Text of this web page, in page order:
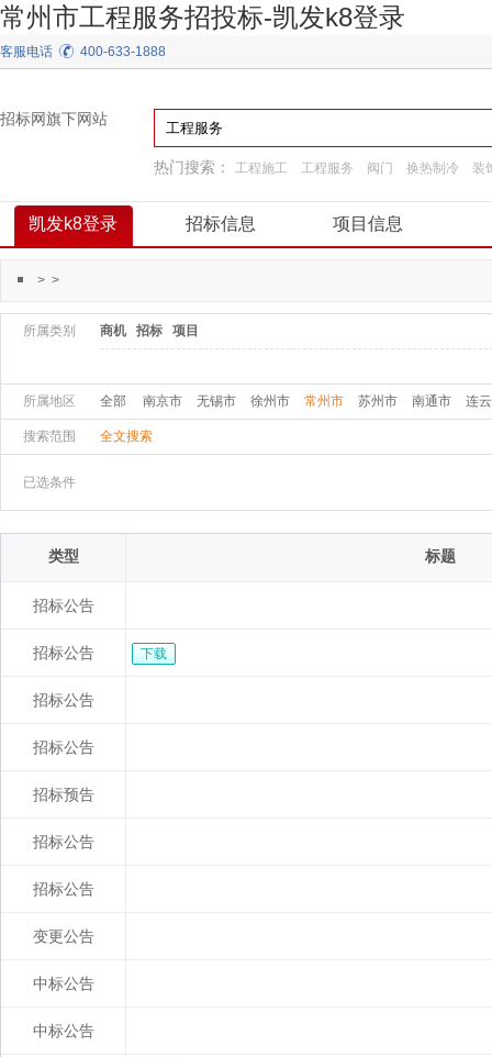
常州市工程服务招投标-凯发k8登录
客服电话 400-633-1888
招标网旗下网站
热门搜索： 工程施工 工程服务 阀门 换热制冷
装
凯发k8登录 招标信息 项目信息
> >
所属类别 商机 招标 项目
所属地区 全部 南京市 无锡市 徐州市 常州市 苏州市 南通市 连
搜索范围 全文搜索
已选条件
类型 标题
招标公告
招标公告 下载
招标公告
招标公告
招标预告
招标公告
招标公告
变更公告
中标公告
中标公告